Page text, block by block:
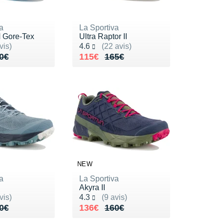
Gore-Tex
5
190€
La Sportiva
Ultra Raptor II
4.6
(22 avis)
Noté 4.6 sur 5
165€
Au lieu de 165€
115€
Vendu 115€
5
160€
NEW
La Sportiva
Akyra II
4.3
(9 avis)
Noté 4.3 sur 5
160€
Au lieu de 160€
136€
Vendu 136€